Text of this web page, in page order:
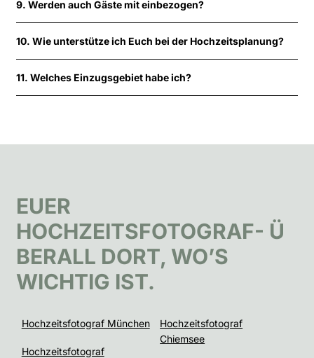
9. Werden auch Gäste mit einbezogen?
10. Wie unterstütze ich Euch bei der Hochzeitsplanung?
11. Welches Einzugsgebiet habe ich?
EUER
HOCHZEITSFOTOGRAF- Ü
BERALL DORT, WO’S
WICHTIG IST.
Hochzeitsfotograf München
Hochzeitsfotograf
Hochzeitsfotograf
Chiemsee